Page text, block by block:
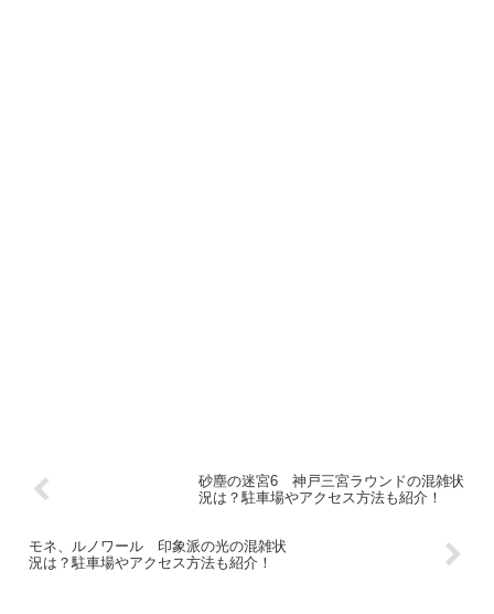
砂塵の迷宮6 神戸三宮ラウンドの混雑状
況は？駐車場やアクセス方法も紹介！
モネ、ルノワール 印象派の光の混雑状
況は？駐車場やアクセス方法も紹介！